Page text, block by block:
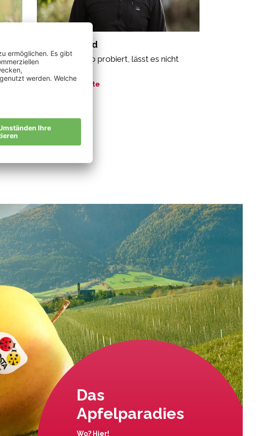
Mair Bernhard
„Wer einmal Bio probiert, lässt es nicht
Meine Geschichte
Das
Apfelparadies
Wo? Hier!